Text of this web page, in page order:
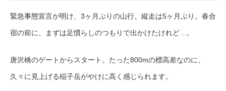
緊急事態宣言が明け、3ヶ月ぶりの山行。縦走は5ヶ月ぶり。春合
宿の前に、まずは足慣らしのつもりで出かけたけれど…。
唐沢橋のゲートからスタート。たった800mの標高差なのに、
久々に見上げる稲子岳がやけに高く感じられます。